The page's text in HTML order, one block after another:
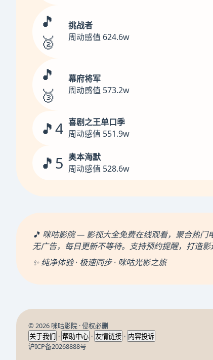
🎵
🥈
挑战者
周动感值 624.6w
🎵
🥉
幕府将军
周动感值 573.2w
🎵4 喜剧之王单口季
周动感值 551.9w
🎵5 奥本海默
周动感值 528.6w
🎵 咪咕影院 — 影视大全免费在线观看，聚合热
无广告，每日更新不等待。支持预约提醒，打造
✨ 纯净体验 · 极速同步 · 咪咕光影之旅
© 2026 咪咕影院 · 侵权必删
关于我们 · 帮助中心 · 友情链接 · 内容投诉
沪ICP备20268888号